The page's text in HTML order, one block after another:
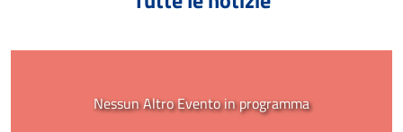
Nessun Altro Evento in programma